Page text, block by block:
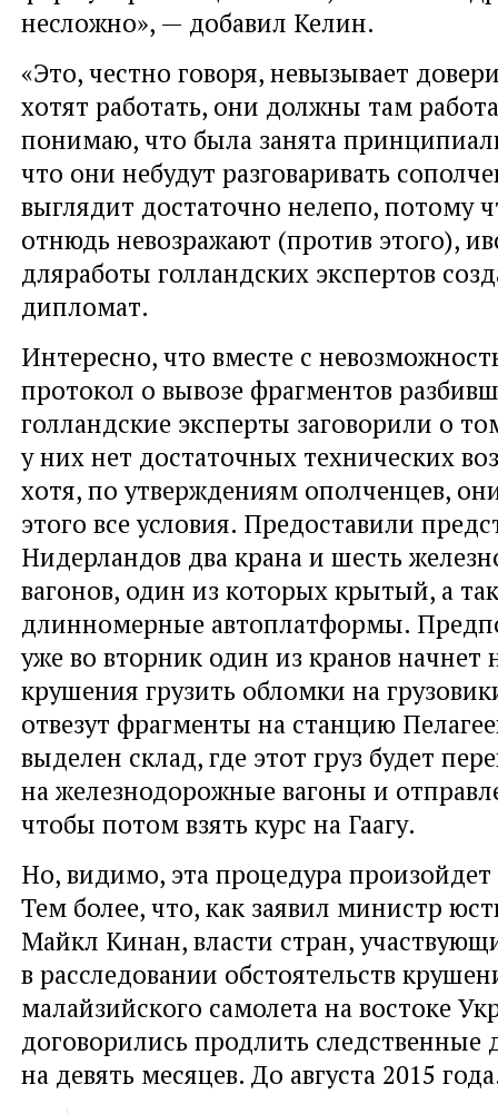
несложно», — добавил Келин.
«Это, честно говоря, невызывает
хотят работать, они должны там
понимаю, что была занята
что они небудут разговаривать
выглядит достаточно нелепо, потому
отнюдь невозражают (против этого),
дляработы голландских экспертов
дипломат.
Интересно, что вместе с
протокол о вывозе фрагментов
голландские эксперты заговорили о
у них нет достаточных технических
хотя, по утверждениям ополченцев,
этого все условия. Предоставили
Нидерландов два крана и шесть
вагонов, один из которых крытый, а
длинномерные автоплатформы.
уже во вторник один из кранов начнет
крушения грузить обломки на
отвезут фрагменты на станцию
выделен склад, где этот груз будет
на железнодорожные вагоны и
чтобы потом взять курс на Гаагу.
Но, видимо, эта процедура произойдет
Тем более, что, как заявил министр
Майкл Кинан, власти стран,
в расследовании обстоятельств
малайзийского самолета на востоке
договорились продлить следственные
на девять месяцев. До августа 2015